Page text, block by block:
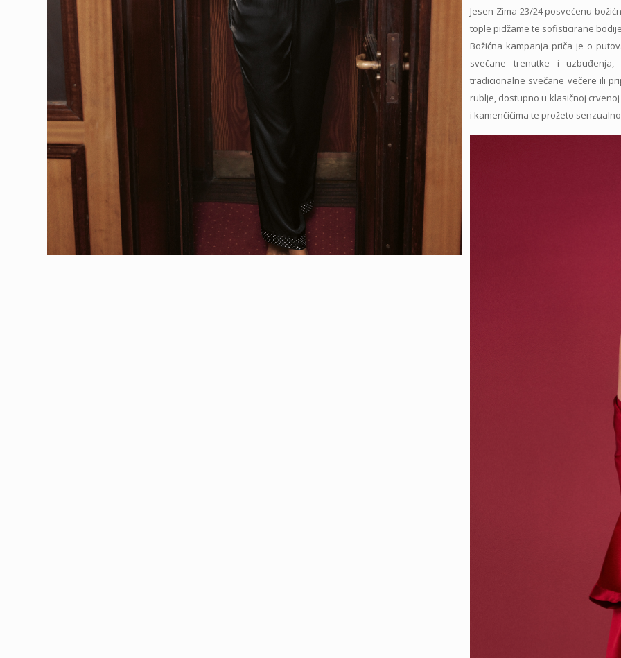
Jesen-Zima 23/24 posvećenu
tople pidžame te sofisticirane
Božićna kampanja priča je o
svečane trenutke i
tradicionalne svečane večere ili
rublje, dostupno u klasičnoj
i kamenčićima te prožeto